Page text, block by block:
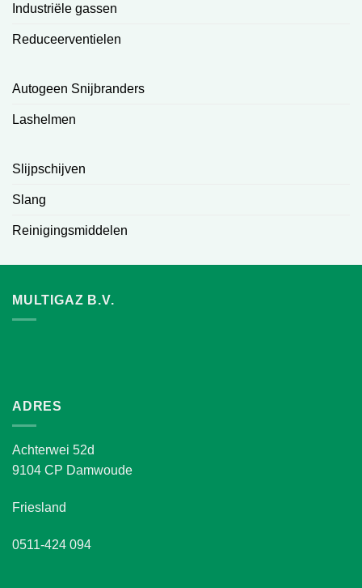
Industriële gassen
Reduceerventielen
Autogeen Snijbranders
Lashelmen
Slijpschijven
Slang
Reinigingsmiddelen
MULTIGAZ B.V.
ADRES
Achterwei 52d
9104 CP Damwoude
Friesland
0511-424 094